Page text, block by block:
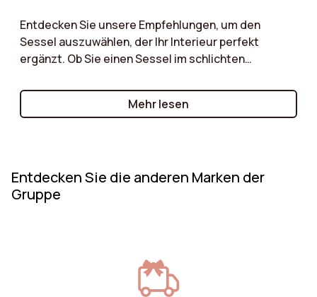
Entdecken Sie unsere Empfehlungen, um den
Sessel auszuwählen, der Ihr Interieur perfekt
ergänzt. Ob Sie einen Sessel im schlichten
Modell oder einen zeitlosen klassischen Sessel
suchen – wir führen Sie durch die wesentlichen
Mehr lesen
Entdecken Sie die anderen Marken der
Gruppe